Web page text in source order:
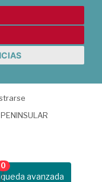
avanzada
0